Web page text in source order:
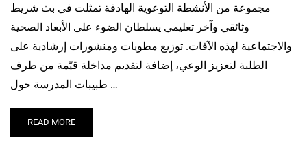
مجموعة من الأنشطة التوعوية الهادفة تمثلت في بث شريط
وثائقي وآخر تعليمي يسلطان الضوء على الأبعاد الصحية
والاجتماعية لهذه الآفات. توزيع مطويات ومنشورات إرشادية على
الطلبة لتعزيز الوعي، إضافة لتقديم مداخلة قيّمة من طرف
طبيبات المدرسة حول …
READ MORE